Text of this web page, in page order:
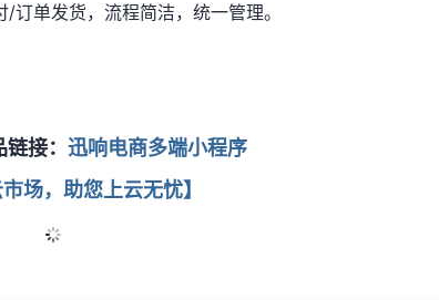
单发货，流程简洁，统一管理。
接： 迅响电商多端小程序
市场，助您上云无忧】